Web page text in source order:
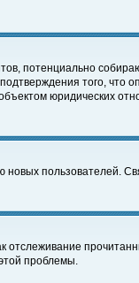
потенциально
того, что
юридических
новых пользователей.
отслеживание
проблемы.